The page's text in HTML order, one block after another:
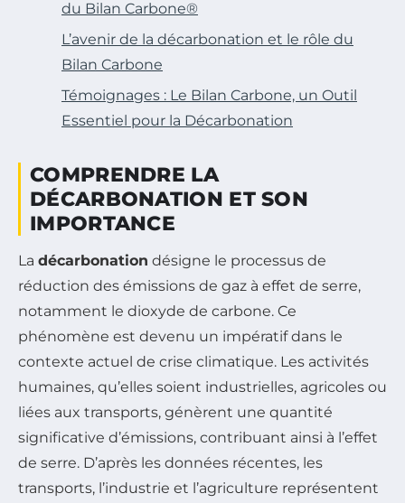
du Bilan Carbone®
L’avenir de la décarbonation et le rôle du
Bilan Carbone
Témoignages : Le Bilan Carbone, un Outil
Essentiel pour la Décarbonation
COMPRENDRE LA
DÉCARBONATION ET SON
IMPORTANCE
La décarbonation désigne le processus de
réduction des émissions de gaz à effet de serre,
notamment le dioxyde de carbone. Ce
phénomène est devenu un impératif dans le
contexte actuel de crise climatique. Les activités
humaines, qu’elles soient industrielles, agricoles ou
liées aux transports, génèrent une quantité
significative d’émissions, contribuant ainsi à l’effet
de serre. D’après les données récentes, les
transports, l’industrie et l’agriculture représentent